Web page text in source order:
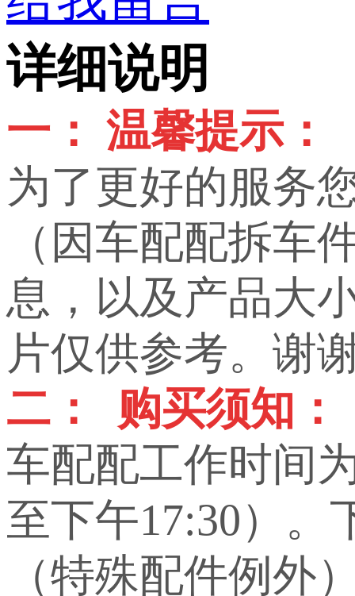
详细说明
一： 温馨提示：
为了更好的服务
（因车配配拆车
息，以及产品大
片仅供参考。谢
二： 购买须知：
车配配工作时间
至下午17:30）。
（特殊配件例外